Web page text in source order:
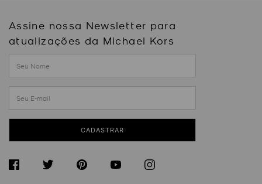
Assine nossa Newsletter para
atualizações da Michael Kors
CADASTRAR